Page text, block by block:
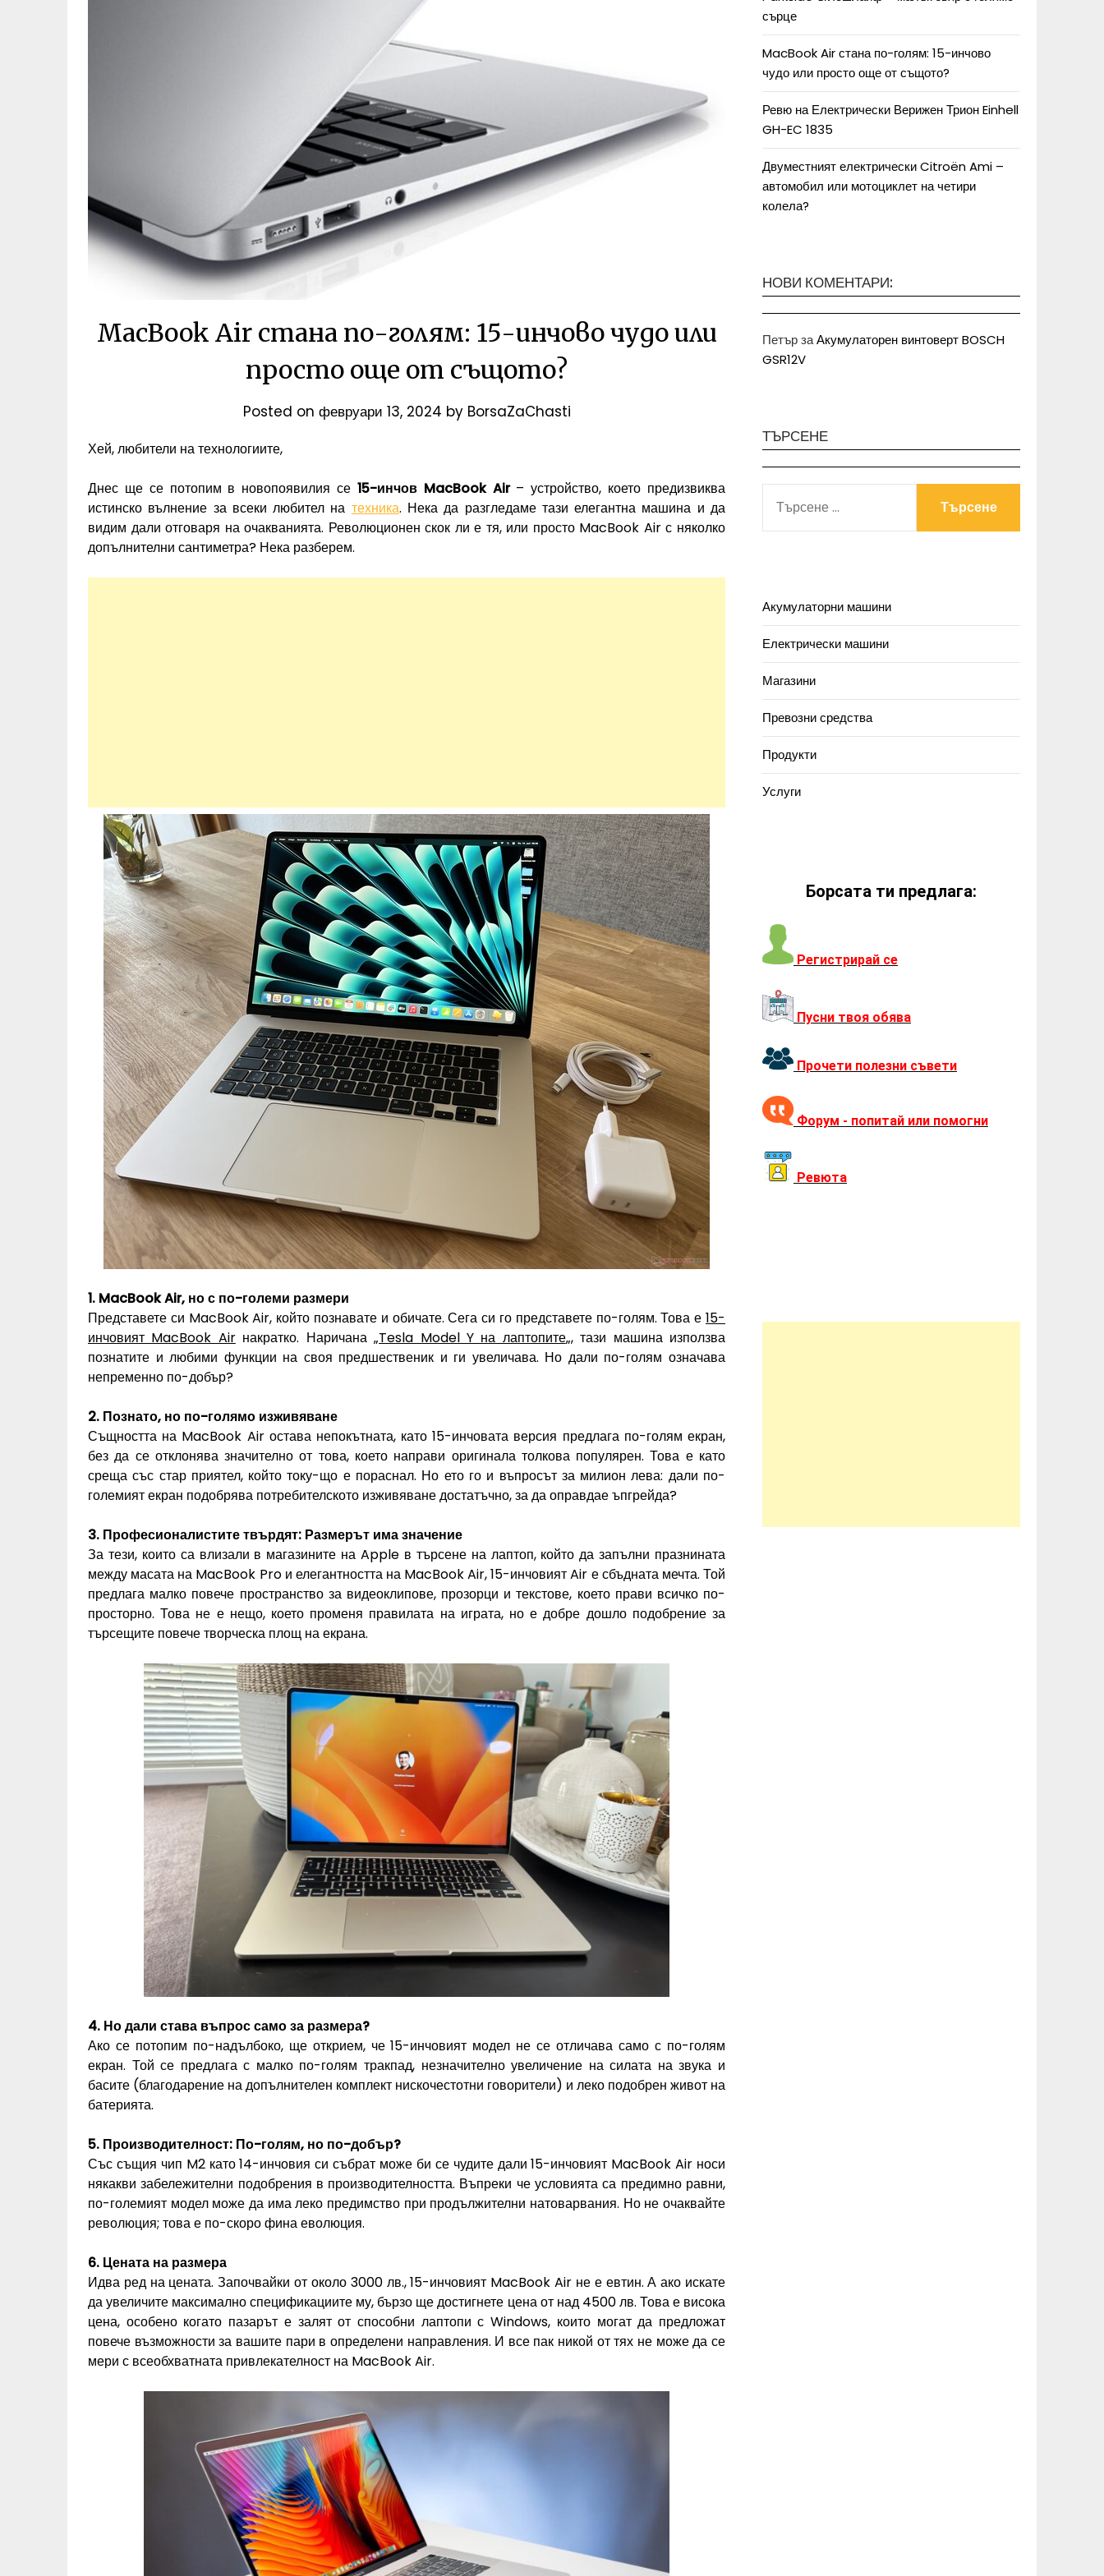
MacBook Air стана по-голям: 15-инчово чудо или
просто още от същото?
Posted on февруари 13, 2024 by BorsaZaChasti
Хей, любители на технологиите,
Днес ще се потопим в новопоявилия се 15-инчов MacBook Air– устройство, което предизвиква
истинско вълнение за всеки любител на техника. Нека да разгледаме тази елегантна машина и да
видим дали отговаря на очакванията. Революционен скок ли е тя, или просто MacBook Air с няколко
допълнителни сантиметра? Нека разберем.
1. MacBook Air, но с по-големи размери
Представете си MacBook Air, който познавате и обичате. Сега си го представете по-голям. Това е 15-
инчовият MacBook Airнакратко. Наричана „Tesla Model Y на лаптопите„, тази машина използва
познатите и любими функции на своя предшественик и ги увеличава. Но дали по-голям означава
непременно по-добър?
2. Познато, но по-голямо изживяване
Същността на MacBook Air остава непокътната, като 15-инчовата версия предлага по-голям екран,
без да се отклонява значително от това, което направи оригинала толкова популярен. Това е като
среща със стар приятел, който току-що е пораснал. Но ето го и въпросът за милион лева: дали по-
големият екран подобрява потребителското изживяване достатъчно, за да оправдае ъпгрейда?
3. Професионалистите твърдят: Размерът има значение
За тези, които са влизали в магазините на Apple в търсене на лаптоп, който да запълни празнината
между масата на MacBook Pro и елегантността на MacBook Air, 15-инчовият Air е сбъдната мечта. Той
предлага малко повече пространство за видеоклипове, прозорци и текстове, което прави всичко по-
просторно. Това не е нещо, което променя правилата на играта, но е добре дошло подобрение за
търсещите повече творческа площ на екрана.
4. Но дали става въпрос само за размера?
Ако се потопим по-надълбоко, ще открием, че 15-инчовият модел не се отличава само с по-голям
екран. Той се предлага с малко по-голям тракпад, незначително увеличение на силата на звука и
басите (благодарение на допълнителен комплект нискочестотни говорители) и леко подобрен живот на
батерията.
5. Производителност: По-голям, но по-добър?
Със същия чип M2 като 14-инчовия си събрат може би се чудите дали 15-инчовият MacBook Air носи
някакви забележителни подобрения в производителността. Въпреки че условията са предимно равни,
по-големият модел може да има леко предимство при продължителни натоварвания. Но не очаквайте
революция; това е по-скоро фина еволюция.
6. Цената на размера
Идва ред на цената. Започвайки от около 3000 лв., 15-инчовият MacBook Air не е евтин. А ако искате
да увеличите максимално спецификациите му, бързо ще достигнете цена от над 4500 лв. Това е висока
цена, особено когато пазарът е залят от способни лаптопи с Windows, които могат да предложат
повече възможности за вашите пари в определени направления. И все пак никой от тях не може да се
мери с всеобхватната привлекателност на MacBook Air.
сърце
MacBook Air стана по-голям: 15-инчово
чудо или просто още от същото?
Ревю на Електрически Верижен Трион Einhell
GH-EC 1835
Двуместният електрически Citroën Ami –
автомобил или мотоциклет на четири
колела?
НОВИ КОМЕНТАРИ:
ПетързаАкумулаторен винтоверт BOSCH
GSR12V
ТЪРСЕНЕ
Акумулаторни машини
Електрически машини
Магазини
Превозни средства
Продукти
Услуги
Борсата ти предлага:
Регистрирай се
Пусни твоя обява
Прочети полезни съвети
Форум - попитай или помогни
Ревюта